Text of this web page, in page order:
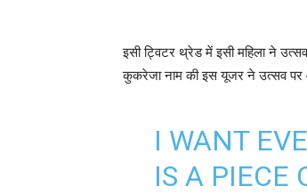
इसी ट्विटर थ्रेड में इसी महिला ने
कुकरेजा नाम की इस यूजर ने उत्सव पर
I WANT
IS A PIECE